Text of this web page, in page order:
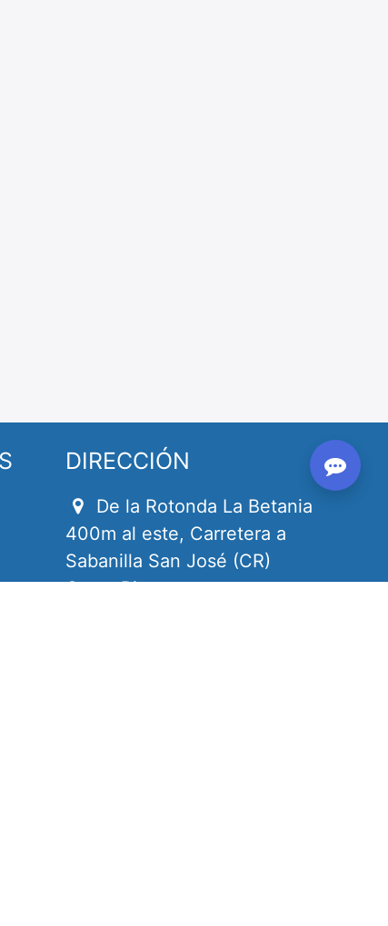
DIRECCIÓN
De la Rotonda La Betania
400m al este, Carretera a
Sabanilla San José (CR)
Costa Rica